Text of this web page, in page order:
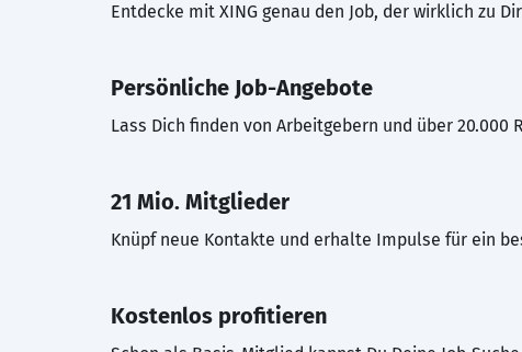
Entdecke mit XING genau den Job, der wirklich zu
Persönliche Job-Angebote
Lass Dich finden von Arbeitgebern und über 20.000
21 Mio. Mitglieder
Knüpf neue Kontakte und erhalte Impulse für ein
Kostenlos profitieren